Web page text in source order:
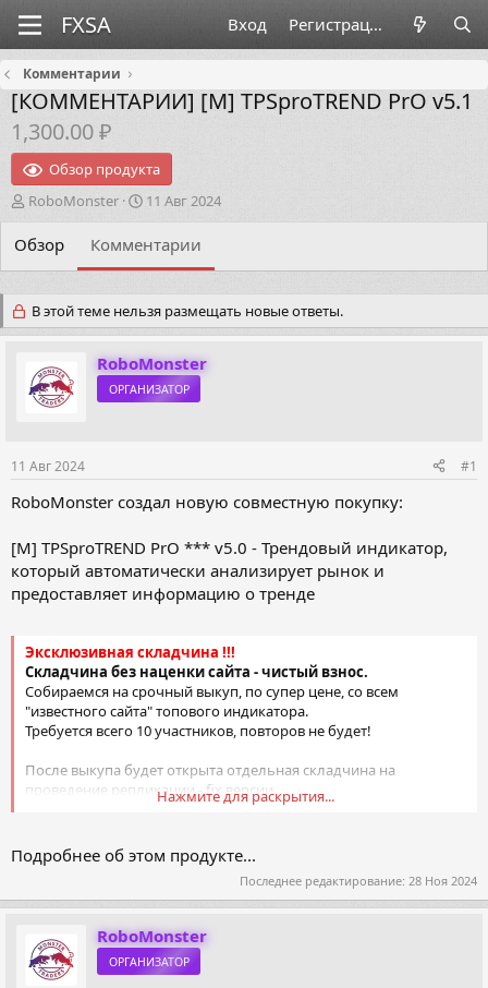
Вход Регистрация
Комментарии
[КОММЕНТАРИИ] [M] TPSproTREND PrO v5.1
1,300.00 ₽
Обзор продукта
А
т
е
м
RoboMonster
Д
т
ч
а
л
а
11 Авг 2024
Обзор Комментарии
В этой теме нельзя размещать новые ответы.
RoboMonster
ОРГАНИЗАТОР
11 Авг 2024 #1
RoboMonster создал новую совместную покупку:
[M] TPSproTREND PrO *** v5.0 - Трендовый индикатор,
который автоматически анализирует рынок и
предоставляет информацию о тренде
Эксклюзивная складчина !!!
Складчина без наценки сайта - чистый взнос.
Собираемся на срочный выкуп, по супер цене, со всем
"известного сайта" топового индикатора.
Требуется всего 10 участников, повторов не будет!
После выкупа будет открыта отдельная складчина на
проведение репликации - fix версии.
В репликации смогут участвовать только участники этой
TPSpro TREND...
Нажмите для раскрытия...
Подробнее об этом продукте...
Последнее редактирование: 28 Ноя 2024
RoboMonster
ОРГАНИЗАТОР